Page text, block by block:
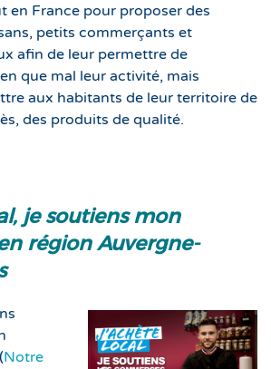
en France pour proposer des
petits commerçants et
afin de leur permettre de
que mal leur activité, mais
aux habitants de leur territoire de
des produits de qualité.
je soutiens mon
région Auvergne-
Notre